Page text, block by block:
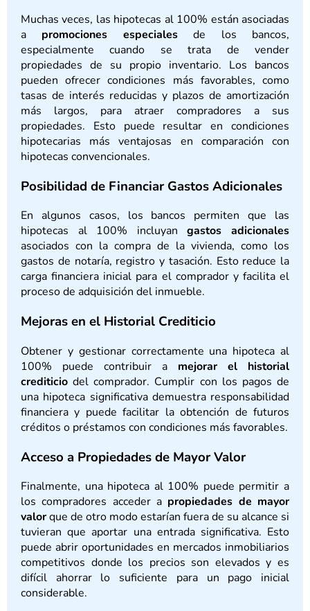
Muchas veces, las hipotecas al 100% están asociadas
a promociones especialesde los bancos,
especialmente cuando se trata de vender
propiedades de su propio inventario. Los bancos
pueden ofrecer condiciones más favorables, como
tasas de interés reducidas y plazos de amortización
más largos, para atraer compradores a sus
propiedades. Esto puede resultar en condiciones
hipotecarias más ventajosas en comparación con
hipotecas convencionales.
Posibilidad de Financiar Gastos Adicionales
En algunos casos, los bancos permiten que las
hipotecas al 100% incluyangastos adicionales
asociados con la compra de la vivienda, como los
gastos de notaría, registro y tasación. Esto reduce la
carga financiera inicial para el comprador y facilita el
proceso de adquisición del inmueble.
Mejoras en el Historial Crediticio
Obtener y gestionar correctamente una hipoteca al
100% puede contribuir a mejorar el historial
crediticio del comprador. Cumplir con los pagos de
una hipoteca significativa demuestra responsabilidad
financiera y puede facilitar la obtención de futuros
créditos o préstamos con condiciones más favorables.
Acceso a Propiedades de Mayor Valor
Finalmente, una hipoteca al 100% puede permitir a
los compradores acceder a propiedades de mayor
valorque de otro modo estarían fuera de su alcance si
tuvieran que aportar una entrada significativa. Esto
puede abrir oportunidades en mercados inmobiliarios
competitivos donde los precios son elevados y es
difícil ahorrar lo suficiente para un pago inicial
considerable.